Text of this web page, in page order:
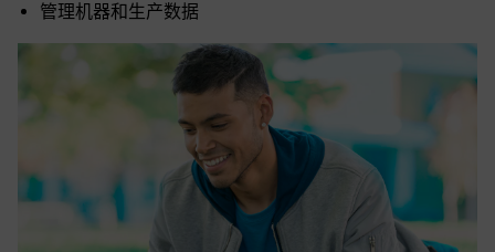
管理机器和生产数据